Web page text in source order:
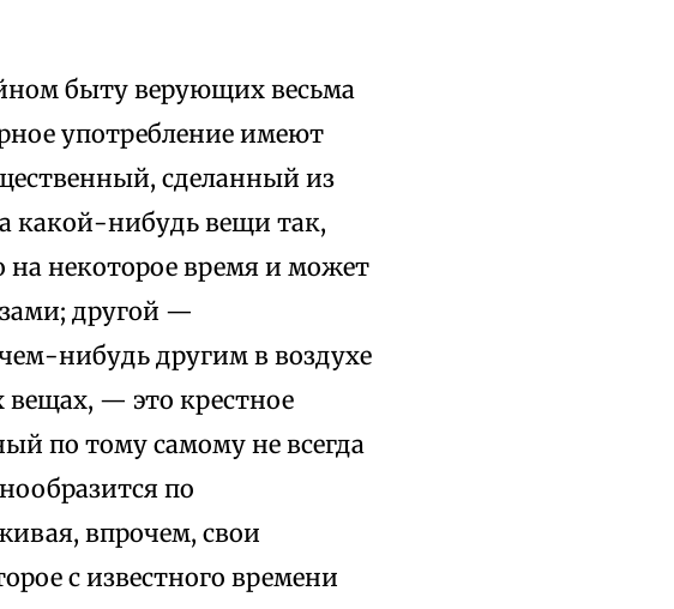
быту верующих весьма
употребление имеют
сделанный из
какой-нибудь вещи так,
на некоторое время и может
другой —
нибудь другим в воздухе
— это крестное
по тому самому не всегда
по
впрочем, свои
с известного времени